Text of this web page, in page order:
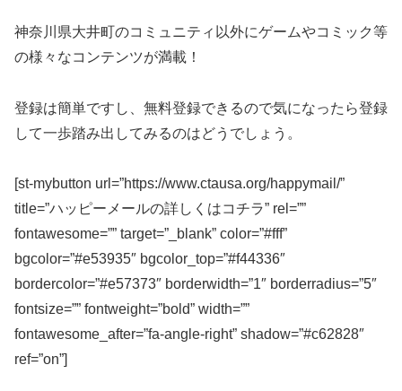
神奈川県大井町のコミュニティ以外にゲームやコミック等
の様々なコンテンツが満載！
登録は簡単ですし、無料登録できるので気になったら登録
して一歩踏み出してみるのはどうでしょう。
[st-mybutton url=”https://www.ctausa.org/happymail/”
title=”ハッピーメールの詳しくはコチラ” rel=””
fontawesome=”” target=”_blank” color=”#fff”
bgcolor=”#e53935″ bgcolor_top=”#f44336″
bordercolor=”#e57373″ borderwidth=”1″ borderradius=”5″
fontsize=”” fontweight=”bold” width=””
fontawesome_after=”fa-angle-right” shadow=”#c62828″
ref=”on”]